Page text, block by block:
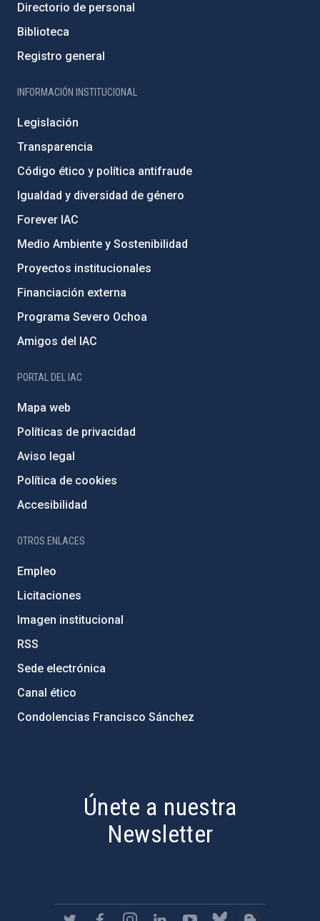
Directorio de personal
Biblioteca
Registro general
INFORMACIÓN INSTITUCIONAL
Legislación
Transparencia
Código ético y política antifraude
Igualdad y diversidad de género
Forever IAC
Medio Ambiente y Sostenibilidad
Proyectos institucionales
Financiación externa
Programa Severo Ochoa
Amigos del IAC
PORTAL DEL IAC
Mapa web
Políticas de privacidad
Aviso legal
Política de cookies
Accesibilidad
OTROS ENLACES
Empleo
Licitaciones
Imagen institucional
RSS
Sede electrónica
Canal ético
Condolencias Francisco Sánchez
Únete a nuestra
Newsletter